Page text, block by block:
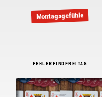
Montagsgefühle
FEHLERFINDFREITAG